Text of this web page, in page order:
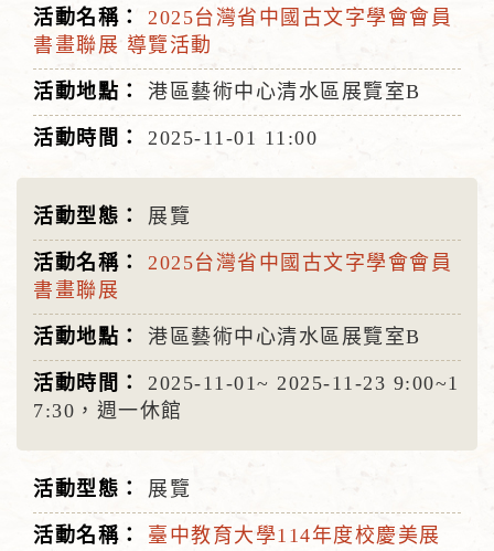
2025台灣省中國古文字學會會員
書畫聯展 導覽活動
港區藝術中心清水區展覽室B
2025-11-01 11:00
展覽
2025台灣省中國古文字學會會員
書畫聯展
港區藝術中心清水區展覽室B
2025-11-01~ 2025-11-23 9:00~1
7:30，週一休館
展覽
臺中教育大學114年度校慶美展